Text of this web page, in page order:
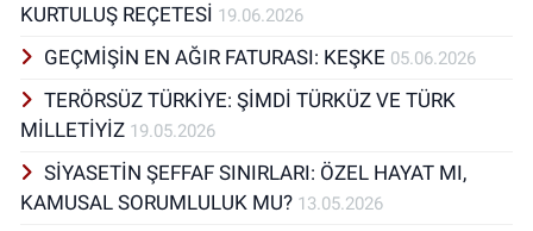
KURTULUŞ REÇETESİ 19.06.2026
GEÇMİŞİN EN AĞIR FATURASI: KEŞKE 05.06.2026
TERÖRSÜZ TÜRKİYE: ŞİMDİ TÜRKÜZ VE TÜRK
MİLLETİYİZ 19.05.2026
SİYASETİN ŞEFFAF SINIRLARI: ÖZEL HAYAT MI,
KAMUSAL SORUMLULUK MU? 13.05.2026